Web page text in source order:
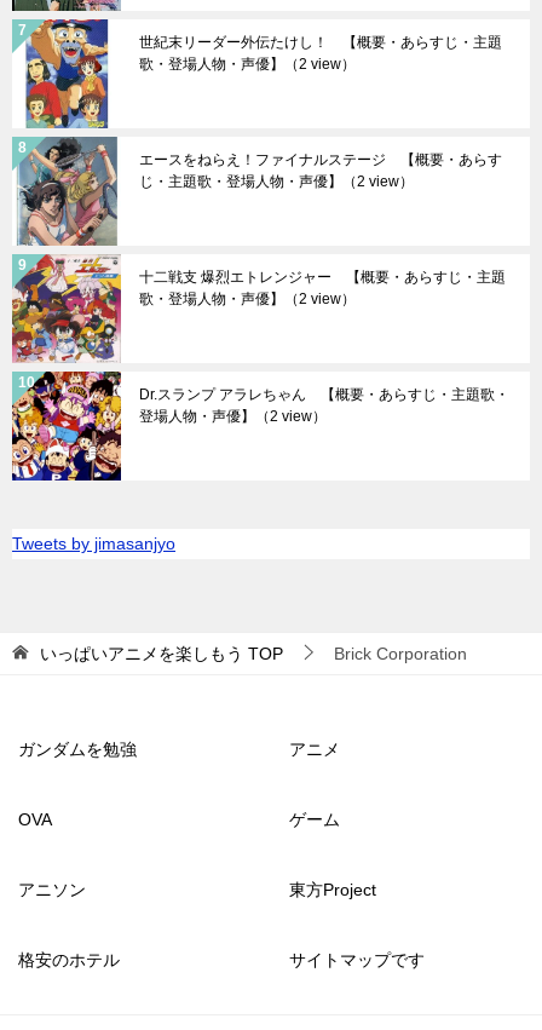
世紀末リーダー外伝たけし！ 【概要・あらすじ・主題
歌・登場人物・声優】
（2 view）
エースをねらえ！ファイナルステージ 【概要・あらす
じ・主題歌・登場人物・声優】
（2 view）
十二戦支 爆烈エトレンジャー 【概要・あらすじ・主題
歌・登場人物・声優】
（2 view）
Dr.スランプ アラレちゃん 【概要・あらすじ・主題歌・
登場人物・声優】
（2 view）
Tweets by jimasanjyo
いっぱいアニメを楽しもう TOP Brick Corporation
ガンダムを勉強 アニメ
OVA ゲーム
アニソン 東方Project
格安のホテル サイトマップです